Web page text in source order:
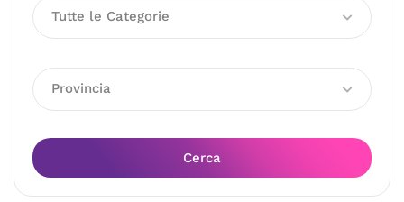
Tutte le Categorie
Provincia
Cerca